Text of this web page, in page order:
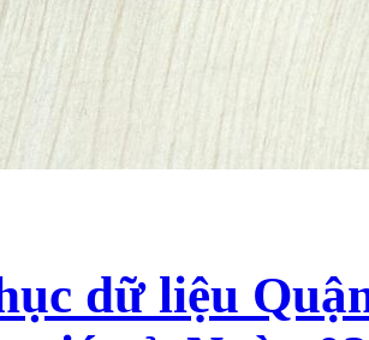
dữ liệu